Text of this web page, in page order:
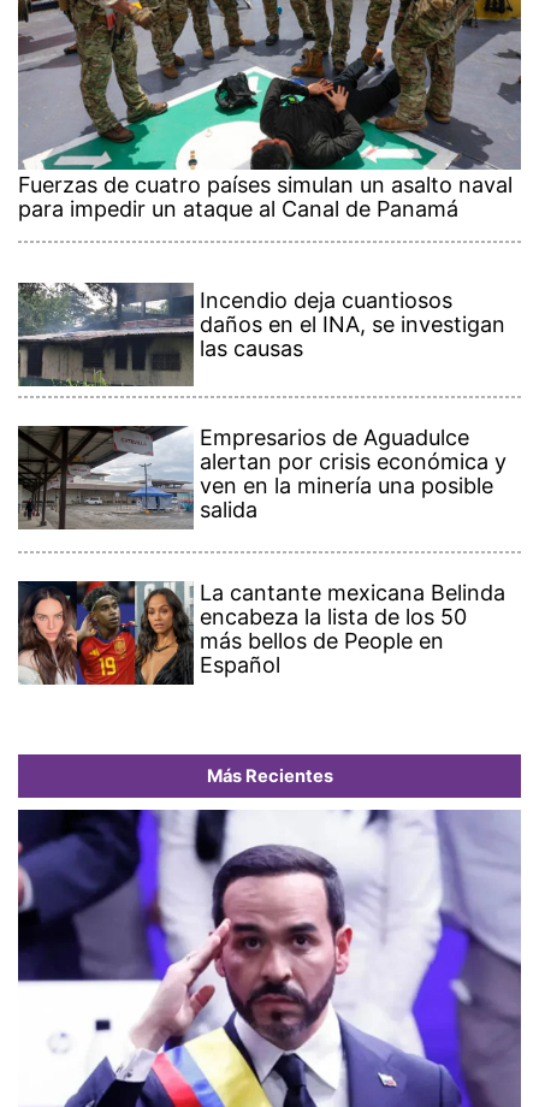
Fuerzas de cuatro países simulan un asalto naval
para impedir un ataque al Canal de Panamá
Incendio deja cuantiosos
daños en el INA, se investigan
las causas
Empresarios de Aguadulce
alertan por crisis económica y
ven en la minería una posible
salida
La cantante mexicana Belinda
encabeza la lista de los 50
más bellos de People en
Español
Más Recientes